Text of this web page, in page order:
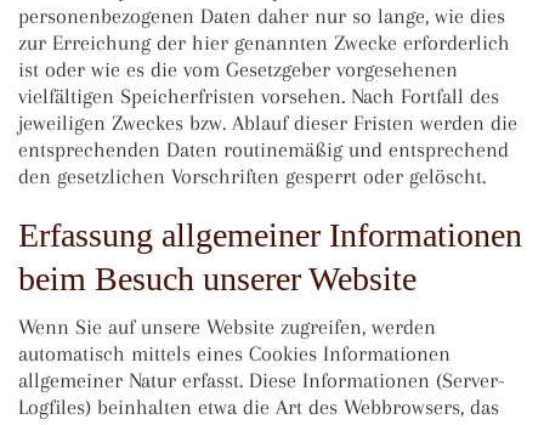
personenbezogenen Daten daher nur so lange, wie dies
zur Erreichung der hier genannten Zwecke erforderlich
ist oder wie es die vom Gesetzgeber vorgesehenen
vielfältigen Speicherfristen vorsehen. Nach Fortfall des
jeweiligen Zweckes bzw. Ablauf dieser Fristen werden die
entsprechenden Daten routinemäßig und entsprechend
den gesetzlichen Vorschriften gesperrt oder gelöscht.
Erfassung allgemeiner Informationen
beim Besuch unserer Website
Wenn Sie auf unsere Website zugreifen, werden
automatisch mittels eines Cookies Informationen
allgemeiner Natur erfasst. Diese Informationen (Server-
Logfiles) beinhalten etwa die Art des Webbrowsers, das